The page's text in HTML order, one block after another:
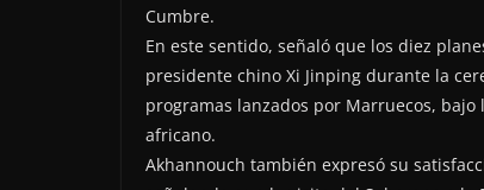
Cumbre.
En este sentido, señaló que los diez
presidente chino Xi Jinping durante la
programas lanzados por Marruecos,
africano.
Akhannouch también expresó su